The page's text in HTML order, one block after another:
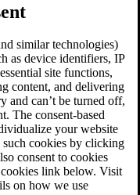
similar technologies)
as device identifiers, IP
site functions,
content, and delivering
and can’t be turned off,
The consent-based
your website
such cookies by clicking
consent to cookies
cookies link below. Visit
on how we use